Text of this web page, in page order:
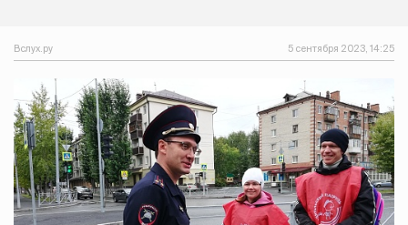
Вслух.ру 5 сентября 2023, 14:25